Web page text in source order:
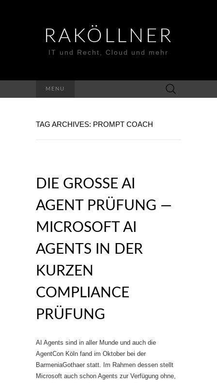
RAKÖLLNER
IT und Recht, Cloud und mehr
MENU
Suchen
nach:
TAG ARCHIVES: PROMPT COACH
DIE GROSSE AI A
GENT PRÜFUNG — M
ICROSOFT AI A
GENTS IN DER K
URZEN C
OMPLIANCE P
RÜFUNG
AI Agents sind in aller Munde und auch die
AgentCon Köln fand im Oktober bei der
BarmeniaGothaer statt. Im Rahmen dessen stellt
Microsoft auch schon Agents zur Verfügung ohne,